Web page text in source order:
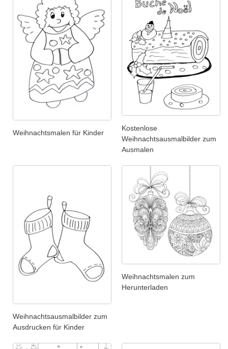
Weihnachtsmalen für Kinder
Kostenlose
Weihnachtsausmalbilder zum
Ausmalen
Weihnachtsausmalbilder zum
Ausdrucken für Kinder
Weihnachtsmalen zum
Herunterladen